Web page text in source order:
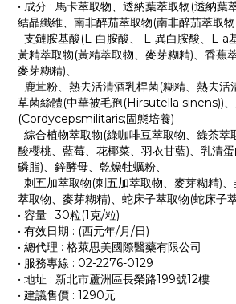
• 成分 : 馬卡萃取物、透納葉萃取物(透納葉
結晶纖維、南非醉茄萃取物(南非醉茄萃取物
支鏈胺基酸(L-白胺酸、 L-異白胺酸、L-a
黃精萃取物(黃精萃取物、麥芽糊精)、香蕉
麥芽糊精)、
鹿茸粉、熱去活清酒乳桿菌(糊精、熱去活
草菌絲體(中華被毛孢(Hirsutella sinens))
(Cordycepsmilitaris;固態培養)
綜合植物萃取物(綠咖啡豆萃取物、綠茶萃
酸櫻桃、藍莓、花椰菜、羽衣甘藍)、乳清
磷脂)、鋅酵母、乾燥牡蠣粉、
刺五加萃取物(刺五加萃取物、麥芽糊精)
萃取物、麥芽糊精)、蛇床子萃取物(蛇床子
• 容量 : 30粒(1克/粒)
• 有效日期 : (西元年/月/日)
• 總代理 : 格萊思美國際醫藥有限公司
• 服務專線 : 02-2276-0129
• 地址 : 新北市蘆洲區長榮路199號12樓
• 建議售價 : 1290元